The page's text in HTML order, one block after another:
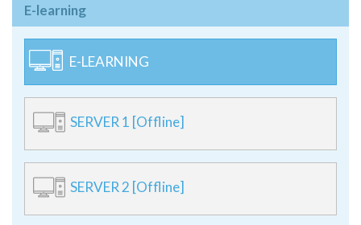
E-learning
E-LEARNING
SERVER 1 [Offline]
SERVER 2 [Offline]